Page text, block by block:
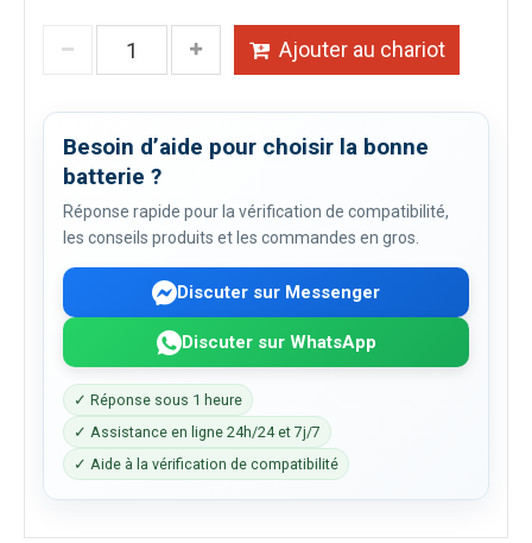
Ajouter au chariot
Besoin d’aide pour choisir la bonne
batterie ?
Réponse rapide pour la vérification de compatibilité,
les conseils produits et les commandes en gros.
Discuter sur Messenger
Discuter sur WhatsApp
✓ Réponse sous 1 heure
✓ Assistance en ligne 24h/24 et 7j/7
✓ Aide à la vérification de compatibilité